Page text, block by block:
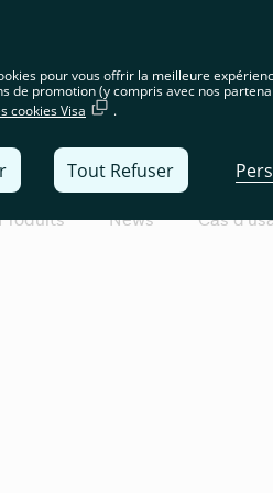
Solutions
News Cas
pour vous offrir la meilleure
de promotion (y compris avec nos
cookies Visa
.
Tout Refuser